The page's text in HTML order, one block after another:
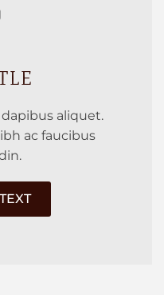
aliquet.
ac faucibus